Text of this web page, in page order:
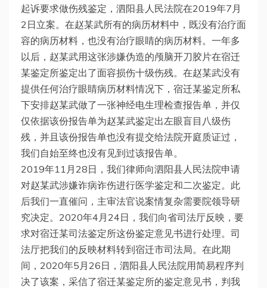
起诉要求做伤残鉴定，泗阳县人民法院在2019年7月
2日立案。在赵某武所有的病历材料中，既没有治疗面
容的病历材料，也没有治疗眼睛的病历材料。一年多
以后，赵某武用这张涉嫌伪造的颅脑开刀胶片在宿迁
某鉴定所鉴定出了面容损伤十级伤残。在赵某武没有
提供任何治疗眼睛病历材料情况下，宿迁某鉴定所私
下安排赵某武做了一张神经电生理检查报告单，并仅
仅依据该份报告单为赵某武鉴定出左眼盲目八级伤
残，并且该份报告单也没有提交给法院开庭质证过，
我们自始至终也没有见到过该报告单。
2019年11月28日，我们律师向泗阳县人民法院申请
对赵某武涉嫌诈病诈伤进行医学鉴定和二次鉴定。此
后我们一直催问，主审法官说案情复杂需要院领导研
究决定。2020年4月24日，我们向省司法厅反映，要
求对宿迁某司法鉴定所这份鉴定意见书进行处理。司
法厅把我们的反映材料转到宿迁市司法局。在此期
间，2020年5月26日，泗阳县人民法院用简易程序判
决了该案，采信了宿迁某鉴定所的鉴定意见书，判我